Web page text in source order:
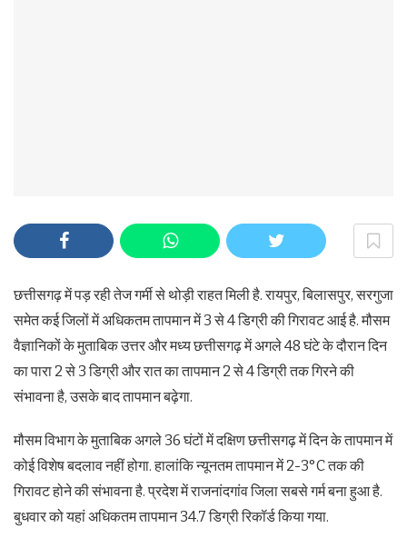
छत्तीसगढ़ में पड़ रही तेज गर्मी से थोड़ी राहत मिली है. रायपुर, बिलासपुर, सरगुजा
समेत कई जिलों में अधिकतम तापमान में 3 से 4 डिग्री की गिरावट आई है. मौसम
वैज्ञानिकों के मुताबिक उत्तर और मध्य छत्तीसगढ़ में अगले 48 घंटे के दौरान दिन
का पारा 2 से 3 डिग्री और रात का तापमान 2 से 4 डिग्री तक गिरने की
संभावना है, उसके बाद तापमान बढ़ेगा.
मौसम विभाग के मुताबिक अगले 36 घंटों में दक्षिण छत्तीसगढ़ में दिन के तापमान में
कोई विशेष बदलाव नहीं होगा. हालांकि न्यूनतम तापमान में 2-3°C तक की
गिरावट होने की संभावना है. प्रदेश में राजनांदगांव जिला सबसे गर्म बना हुआ है.
बुधवार को यहां अधिकतम तापमान 34.7 डिग्री रिकॉर्ड किया गया.